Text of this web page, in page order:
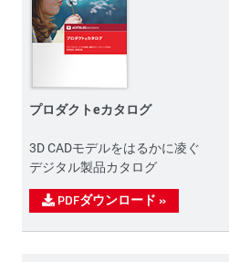
プロダクトeカタログ
3D CADモデルをはるかに凌ぐ
デジタル製品カタログ
PDFダウンロード »